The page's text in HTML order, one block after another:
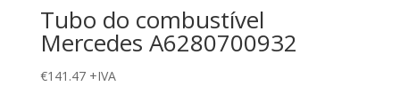
Tubo do combustível
Mercedes A6280700932
€141.47 +IVA